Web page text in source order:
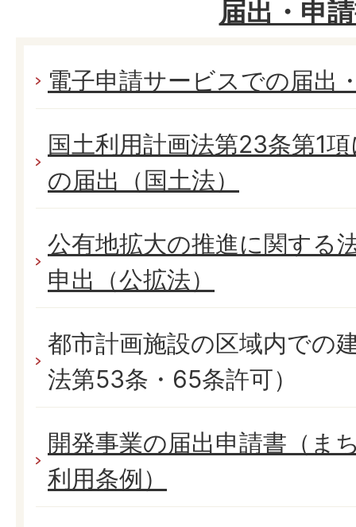
届出・申
電子申請サービスでの届出
国土利用計画法第23条第1
の届出（国土法）
公有地拡大の推進に関する
申出（公拡法）
都市計画施設の区域内での
法第53条・65条許可）
開発事業の届出申請書（ま
利用条例）